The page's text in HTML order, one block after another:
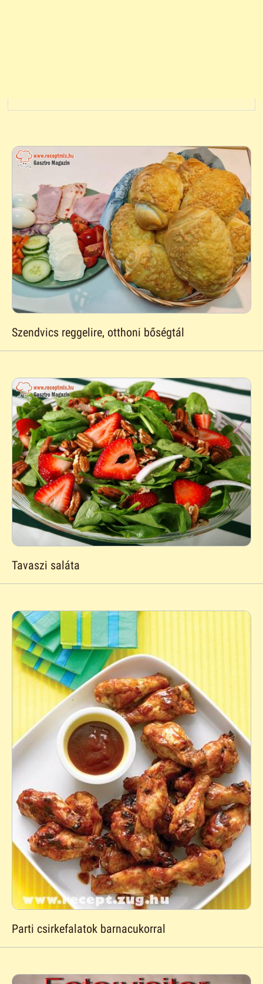
Szendvics reggelire, otthoni bőségtál
Tavaszi saláta
Parti csirkefalatok barnacukorral